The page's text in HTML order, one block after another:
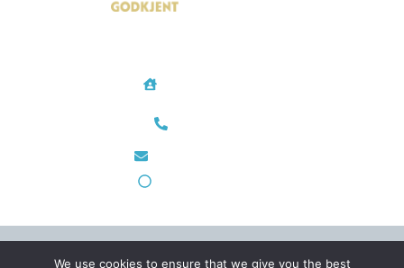
© 2026 - Geotekniker AS
We use cookies to ensure that we give you the best